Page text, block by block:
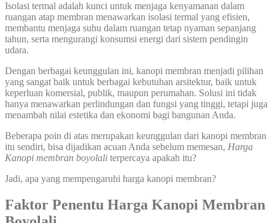
Isolasi termal adalah kunci untuk menjaga kenyamanan dalam
ruangan atap membran menawarkan isolasi termal yang efisien,
membantu menjaga suhu dalam ruangan tetap nyaman sepanjang
tahun, serta mengurangi konsumsi energi dari sistem pendingin
udara.
Dengan berbagai keunggulan ini, kanopi membran menjadi pilihan
yang sangat baik untuk berbagai kebutuhan arsitektur, baik untuk
keperluan komersial, publik, maupun perumahan. Solusi ini tidak
hanya menawarkan perlindungan dan fungsi yang tinggi, tetapi juga
menambah nilai estetika dan ekonomi bagi bangunan Anda.
Beberapa poin di atas merupakan keunggulan dari kanopi membran
itu sendiri, bisa dijadikan acuan Anda sebelum memesan, Harga
Kanopi membran boyolali terpercaya apakah itu?
Jadi, apa yang mempengaruhi harga kanopi membran?
Faktor Penentu Harga Kanopi Membran